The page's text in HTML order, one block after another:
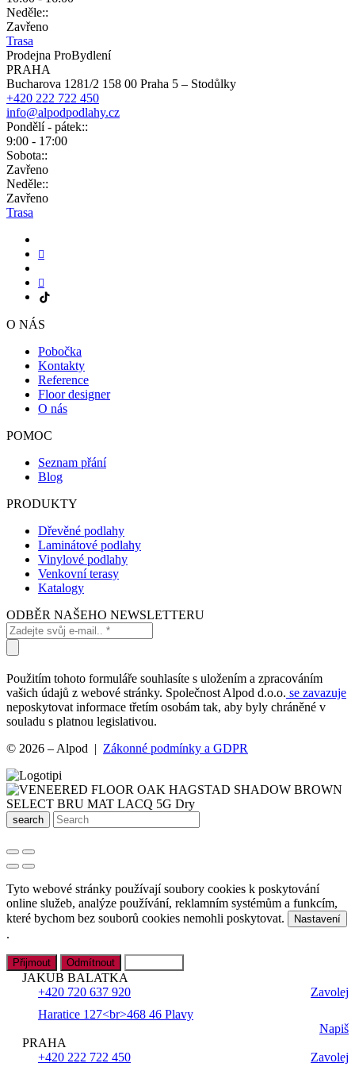
Neděle::
Zavřeno
Trasa
Prodejna ProBydlení
PRAHA
Bucharova 1281/2 158 00 Praha 5 – Stodůlky
+420 222 722 450
info@alpodpodlahy.cz
Pondělí - pátek::
9:00 - 17:00
Sobota::
Zavřeno
Neděle::
Zavřeno
Trasa
O NÁS
Pobočka
Kontakty
Reference
Floor designer
O nás
POMOC
Seznam přání
Blog
PRODUKTY
Dřevěné podlahy
Laminátové podlahy
Vinylové podlahy
Venkovní terasy
Katalogy
ODBĚR NAŠEHO NEWSLETTERU
Použitím tohoto formuláře souhlasíte s uložením a zpracováním
vašich údajů z webové stránky. Společnost Alpod d.o.o. se zavazuje
neposkytovat informace třetím osobám tak, aby byly chráněné v
souladu s platnou legislativou.
© 2026 – Alpod | Zákonné podmínky a GDPR
search
Tyto webové stránky používají soubory cookies k poskytování
online služeb, analýze používání, reklamním systémům a funkcím,
které bychom bez souborů cookies nemohli poskytovat.
Nastavení
.
Přijmout Odmítnout
JAKUB BALATKA
+420 720 637 920
Zavolej
Haratice 127<br>468 46 Plavy
Napiš
PRAHA
+420 222 722 450
Zavolej